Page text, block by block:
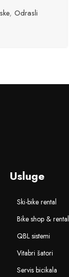
, Odrasli
Usluge
Ski-bike rental
Bike shop & rental
QBL sistemi
Vitabri šatori
Servis bicikala